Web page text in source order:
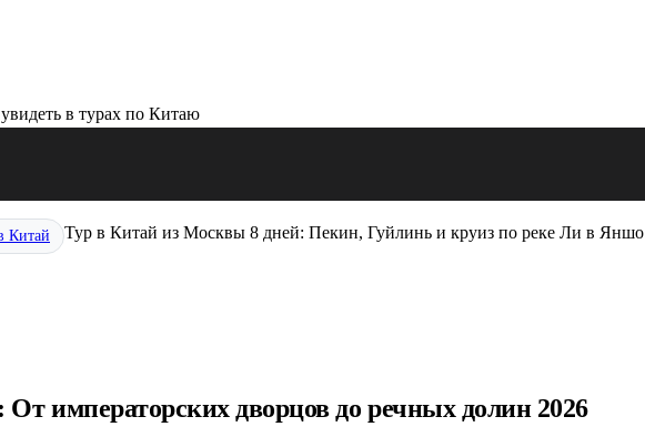
Китай Тур в Китай из Москвы 8 дней: Пекин, Гуйлинь и круиз по реке Ли в Яншо
императорских дворцов до речных долин 2026